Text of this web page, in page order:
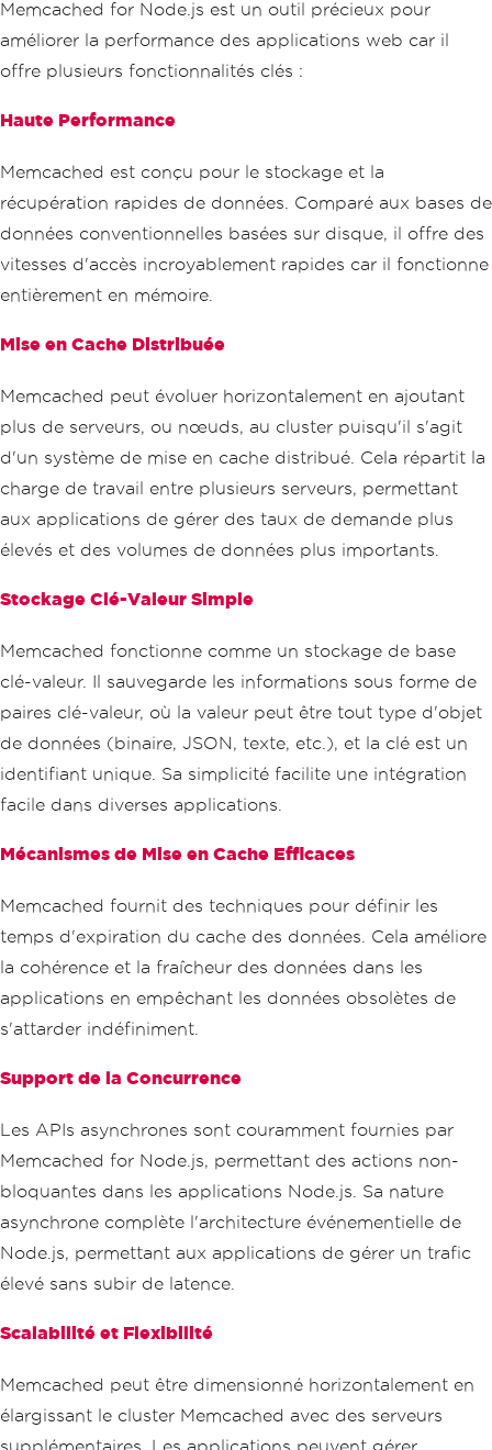
Memcached for Node.js est un outil précieux pour
améliorer la performance des applications web car il
offre plusieurs fonctionnalités clés :
Haute Performance
Memcached est conçu pour le stockage et la
récupération rapides de données. Comparé aux bases de
données conventionnelles basées sur disque, il offre des
vitesses d'accès incroyablement rapides car il fonctionne
entièrement en mémoire.
Mise en Cache Distribuée
Memcached peut évoluer horizontalement en ajoutant
plus de serveurs, ou nœuds, au cluster puisqu'il s'agit
d'un système de mise en cache distribué. Cela répartit la
charge de travail entre plusieurs serveurs, permettant
aux applications de gérer des taux de demande plus
élevés et des volumes de données plus importants.
Stockage Clé-Valeur Simple
Memcached fonctionne comme un stockage de base
clé-valeur. Il sauvegarde les informations sous forme de
paires clé-valeur, où la valeur peut être tout type d'objet
de données (binaire, JSON, texte, etc.), et la clé est un
identifiant unique. Sa simplicité facilite une intégration
facile dans diverses applications.
Mécanismes de Mise en Cache Efficaces
Memcached fournit des techniques pour définir les
temps d'expiration du cache des données. Cela améliore
la cohérence et la fraîcheur des données dans les
applications en empêchant les données obsolètes de
s'attarder indéfiniment.
Support de la Concurrence
Les APIs asynchrones sont couramment fournies par
Memcached for Node.js, permettant des actions non-
bloquantes dans les applications Node.js. Sa nature
asynchrone complète l'architecture événementielle de
Node.js, permettant aux applications de gérer un trafic
élevé sans subir de latence.
Scalabilité et Flexibilité
Memcached peut être dimensionné horizontalement en
élargissant le cluster Memcached avec des serveurs